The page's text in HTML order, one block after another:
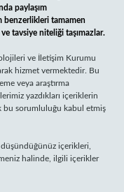
paylaşım
benzerlikleri tamamen
tavsiye niteliği taşımazlar.
ve İletişim Kurumu
hizmet vermektedir. Bu
veya araştırma
yazdıkları içeriklerin
bu sorumluluğu kabul etmiş
içerikleri,
halinde, ilgili içerikler